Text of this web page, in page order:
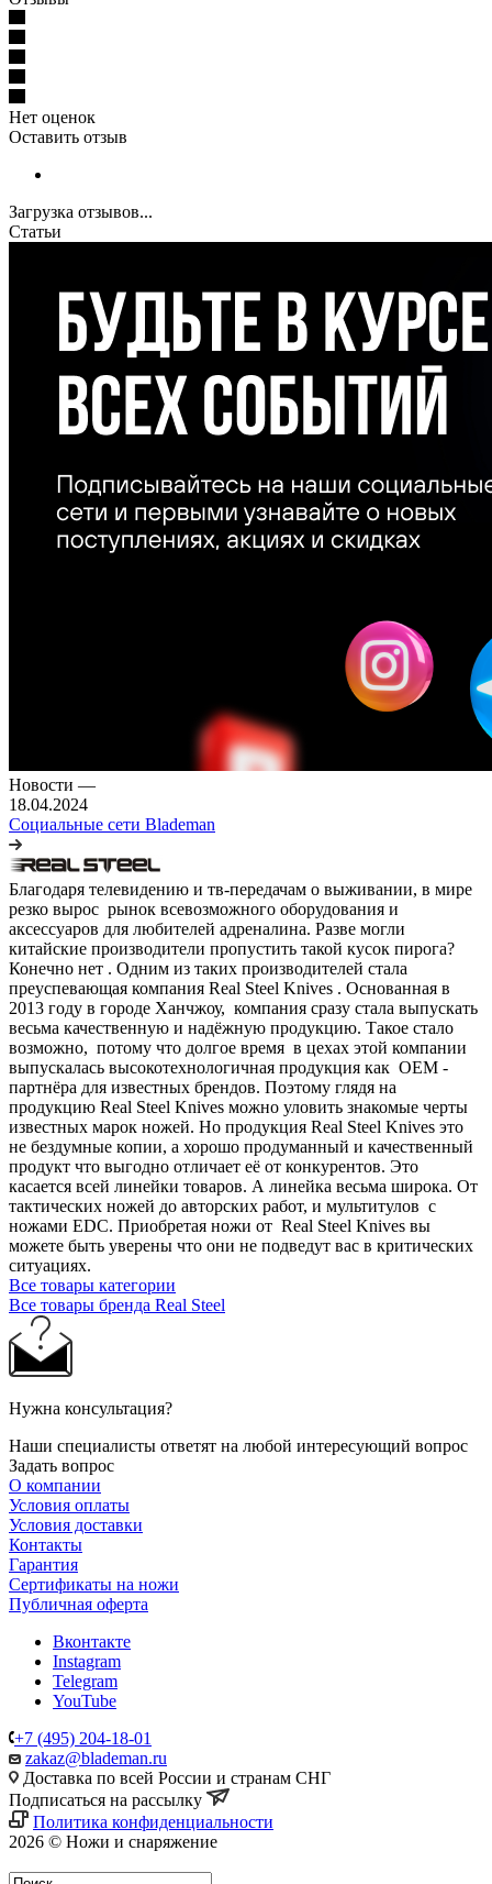
Нет оценок
Оставить отзыв
Загрузка отзывов...
Статьи
Новости —
18.04.2024
Социальные сети Blademan
Благодаря телевидению и тв-передачам о выживании, в мире
резко вырос рынок всевозможного оборудования и
аксессуаров для любителей адреналина. Разве могли
китайские производители пропустить такой кусок пирога?
Конечно нет . Одним из таких производителей стала
преуспевающая компания Real Steel Knives . Основанная в
2013 году в городе Ханчжоу, компания сразу стала выпускать
весьма качественную и надёжную продукцию. Такое стало
возможно, потому что долгое время в цехах этой компании
выпускалась высокотехнологичная продукция как OEM -
партнёра для известных брендов. Поэтому глядя на
продукцию Real Steel Knives можно уловить знакомые черты
известных марок ножей. Но продукция Real Steel Knives это
не бездумные копии, а хорошо продуманный и качественный
продукт что выгодно отличает её от конкурентов. Это
касается всей линейки товаров. А линейка весьма широка. От
тактических ножей до авторских работ, и мультитулов с
ножами EDC. Приобретая ножи от Real Steel Knives вы
можете быть уверены что они не подведут вас в критических
ситуациях.
Все товары категории
Все товары бренда Real Steel
Нужна консультация?
Наши специалисты ответят на любой интересующий вопрос
Задать вопрос
О компании
Условия оплаты
Условия доставки
Контакты
Гарантия
Сертификаты на ножи
Публичная оферта
Вконтакте
Instagram
Telegram
YouTube
+7 (495) 204-18-01
zakaz@blademan.ru
Доставка по всей России и странам СНГ
Подписаться на рассылку
Политика конфиденциальности
2026 © Ножи и снаряжение